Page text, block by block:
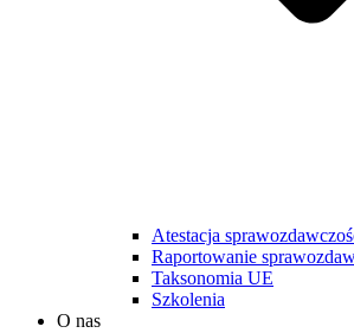
Atestacja
Raportowanie
Taksonomia UE
Szkolenia
O nas